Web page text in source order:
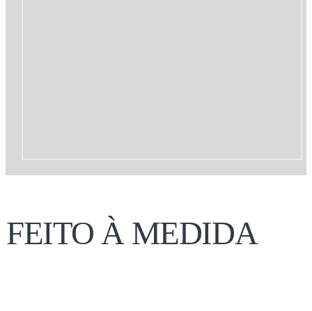
FEITO À MEDIDA